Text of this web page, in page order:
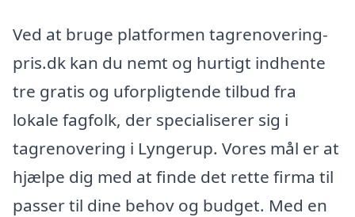
Ved at bruge platformen tagrenovering-
pris.dk kan du nemt og hurtigt indhente
tre gratis og uforpligtende tilbud fra
lokale fagfolk, der specialiserer sig i
tagrenovering i Lyngerup. Vores mål er at
hjælpe dig med at finde det rette firma til
passer til dine behov og budget. Med en